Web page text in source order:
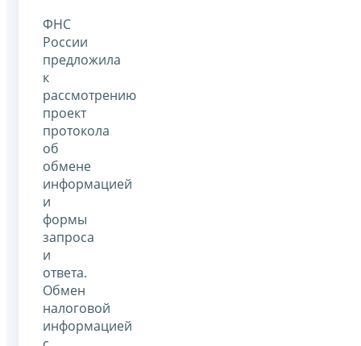
ФНС
России
предложила
к
рассмотрению
проект
протокола
об
обмене
информацией
и
формы
запроса
и
ответа.
Обмен
налоговой
информацией